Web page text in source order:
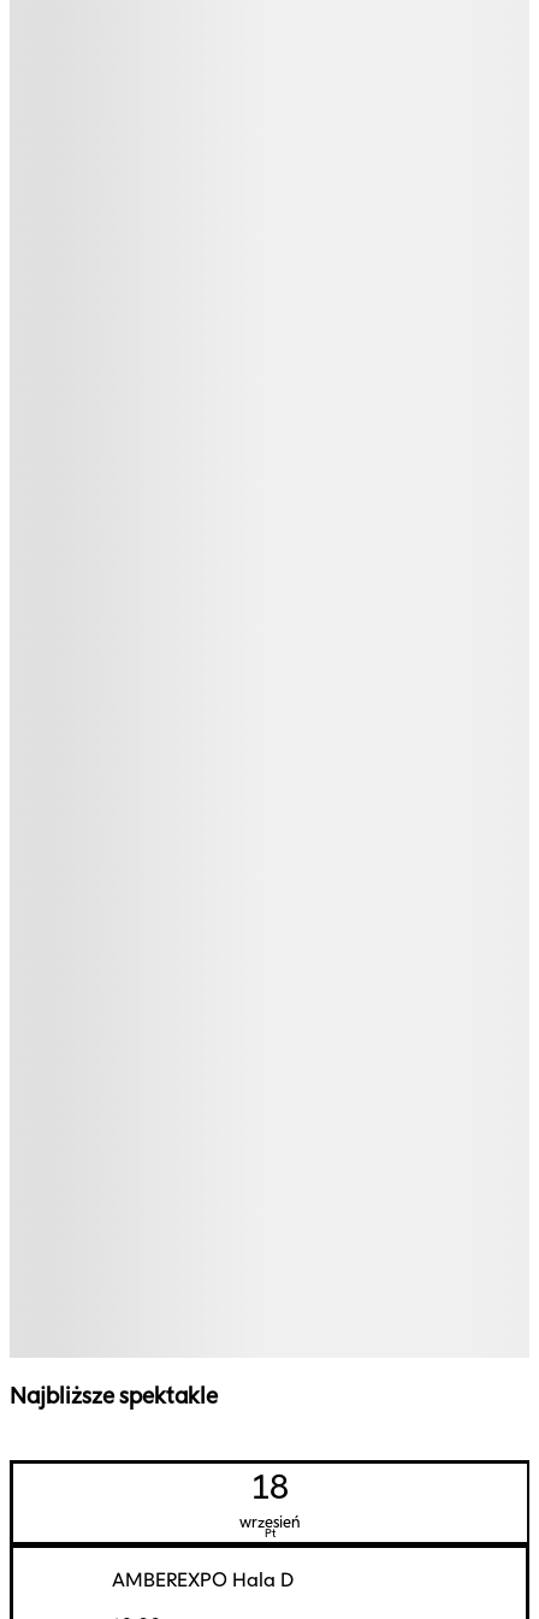
Najbliższe spektakle
18
wrzesień
Pt
AMBEREXPO Hala D